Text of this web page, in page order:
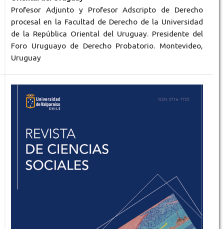
Profesor Adjunto y Profesor Adscripto de Derecho
procesal en la Facultad de Derecho de la Universidad
de la República Oriental del Uruguay. Presidente del
Foro Uruguayo de Derecho Probatorio. Montevideo,
Uruguay